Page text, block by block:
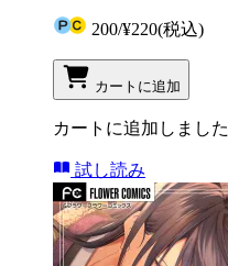
200/¥220(税込)
カートに追加
カートに追加しました
試し読み